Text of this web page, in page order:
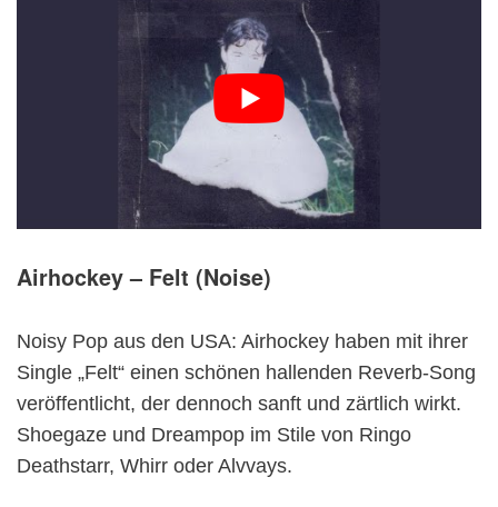
Airhockey – Felt (Noise)
Noisy Pop aus den USA: Airhockey haben mit ihrer
Single „Felt“ einen schönen hallenden Reverb-Song
veröffentlicht, der dennoch sanft und zärtlich wirkt.
Shoegaze und Dreampop im Stile von Ringo
Deathstarr, Whirr oder Alvvays.